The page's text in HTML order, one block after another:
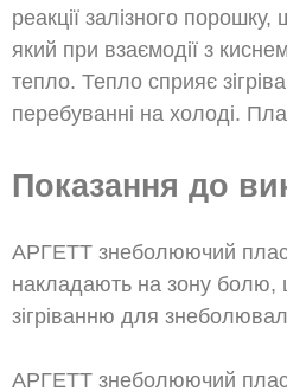
реакції залізного
який при взаємодії з
тепло. Тепло сприяє
перебуванні на холоді.
Показання до
АРГЕТТ знеболюючий
накладають на зону болю,
зігріванню для
АРГЕТТ знеболюючий